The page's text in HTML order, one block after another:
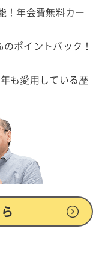
！年会費無料カー
ポイントバック！
も愛用している歴